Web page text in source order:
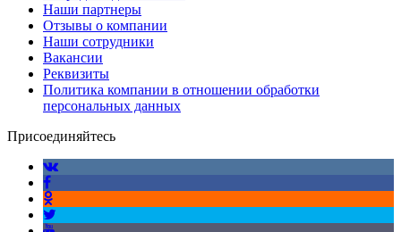
Наши партнеры
Отзывы о компании
Наши сотрудники
Вакансии
Реквизиты
Политика компании в отношении обработки
персональных данных
Присоединяйтесь